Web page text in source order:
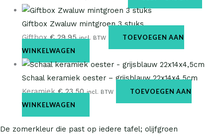
Giftbox Zwaluw mintgroen 3 stuks
Giftbox€29,95 incl. BTW
TOEVOEGEN AAN
WINKELWAGEN
Schaal keramiek oester – grijsblauw 22x14x4,5cm
Keramiek€23,50 incl. BTW
TOEVOEGEN AAN
WINKELWAGEN
De zomerkleur die past op iedere tafel; olijfgroen